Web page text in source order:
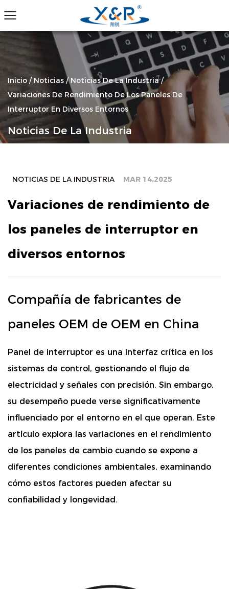
Inicio / Noticias /Noticias De La Industria/
Variaciones De Rendimiento De Los Paneles De
Interruptor En Diversos Entornos
Noticias De La Industria
NOTICIAS DE LA INDUSTRIA MAR 14,2025
Variaciones de rendimiento de
los paneles de interruptor en
diversos entornos
Compañía de fabricantes de
paneles OEM de OEM en China
Panel de interruptor es una interfaz crítica en los
sistemas de control, gestionando el flujo de
electricidad y señales con precisión. Sin embargo,
su desempeño puede verse significativamente
influenciado por el entorno en el que operan. Este
artículo explora las variaciones en el rendimiento
de los paneles de cambio cuando se expone a
diferentes condiciones ambientales, examinando
cómo estos factores pueden afectar su
confiabilidad y longevidad.